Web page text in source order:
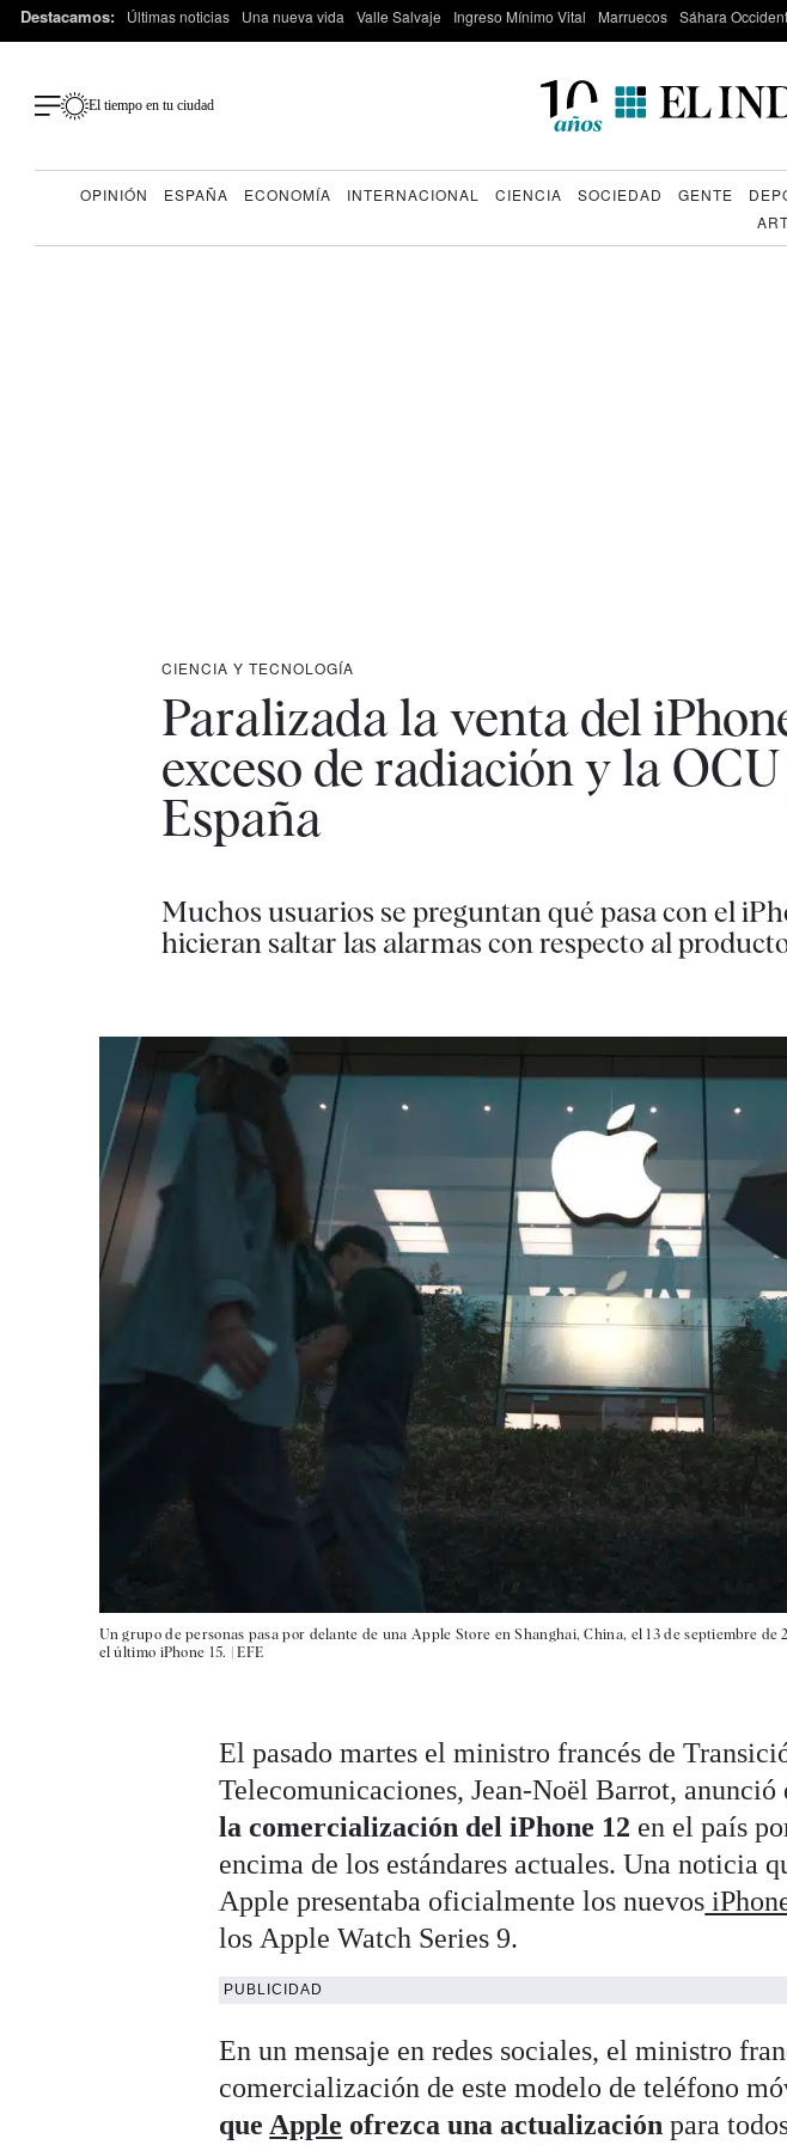
Destacamos: Últimas noticias Una nueva vida Valle Salvaje Ingreso Mínimo Vital Marruecos Sáhara
El tiempo en tu ciudad
OPINIÓN ESPAÑA ECONOMÍA INTERNACIONAL CIENCIA SOCIEDAD GENTE
CIENCIA Y TECNOLOGÍA
Paralizada la venta del
exceso de radiación y la
España
Muchos usuarios se preguntan qué pasa con el
hicieran saltar las alarmas con respecto al
Un grupo de personas pasa por delante de una Apple Store en Shanghai, China, el 13 de septiembre
el último iPhone 15. |EFE
El pasado martes el ministro francés de
Telecomunicaciones, Jean-Noël Barrot, anunció
la comercialización del iPhone 12 en el país
encima de los estándares actuales. Una noticia
Apple presentaba oficialmente los nuevos
los Apple Watch Series 9.
PUBLICIDAD
En un mensaje en redes sociales, el ministro
comercialización de este modelo de teléfono
que Apple ofrezca una actualización para